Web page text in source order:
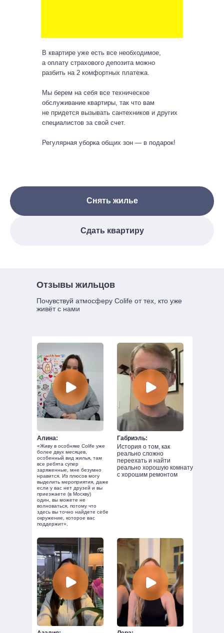
В квартире уже есть все необходимое,
а оплату страхового депозита можно
разбить на 2 комфортных платежа.
Мы берем на себя все техническое
обслуживание квартиры, так что вам
не придется вызывать сантехников и других
специалистов за свой счет.
Регулярная уборка общих зон — в подарок!
Снять жилье
Сдать квартиру
Почувствуй атмосферу Colife от тех, кто уже
живёт с нами
Отзывы жильцов
«Живу в особняке Colife уже
более двух месяцев,
особенный вид жилья, там
все ребята супер
заряженные, мне безумно
нравится. Из плюсов могу
выделить мероприятия, даже
если у вас нет друзей и вы
приезжаете (в Москву)
один, вы можете не
волноваться, потому что
здесь вы точно найдете себе
окружение, которое вас
поддержит».
Алина:
История о том, как
реально сложно
переехать и найти
реально хорошую комнату
с хорошим ремонтом
Габриэль:
Ваш ник в Telegram
Отправить заявку
и согласен(-а) сполитикой